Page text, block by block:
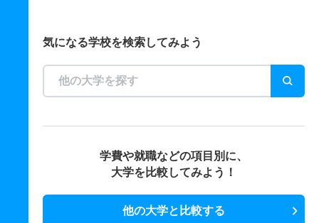
気になる学校を検索してみよう
学費や就職などの項目別に、
大学を比較してみよう！
他の大学と比較する